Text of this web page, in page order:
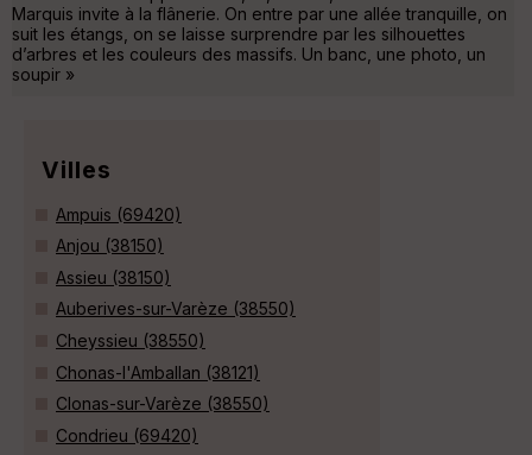
Marquis invite à la flânerie. On entre par une allée tranquille, on
suit les étangs, on se laisse surprendre par les silhouettes
d’arbres et les couleurs des massifs. Un banc, une photo, un
soupir »
Villes
Ampuis (69420)
Anjou (38150)
Assieu (38150)
Auberives-sur-Varèze (38550)
Cheyssieu (38550)
Chonas-l'Amballan (38121)
Clonas-sur-Varèze (38550)
Condrieu (69420)